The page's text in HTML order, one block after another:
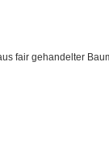
fair gehandelter